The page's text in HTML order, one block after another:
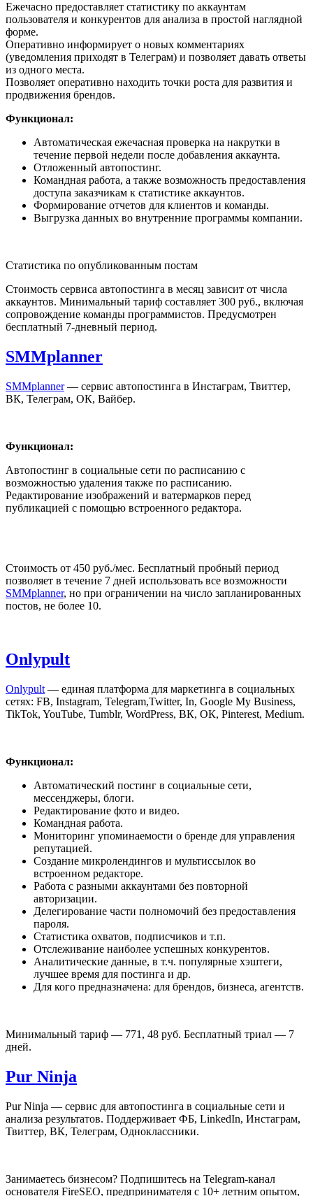
Ежечасно предоставляет статистику по аккаунтам
пользователя и конкурентов для анализа в простой наглядной
форме.
Оперативно информирует о новых комментариях
(уведомления приходят в Телеграм) и позволяет давать ответы
из одного места.
Позволяет оперативно находить точки роста для развития и
продвижения брендов.
Функционал:
Автоматическая ежечасная проверка на накрутки в
течение первой недели после добавления аккаунта.
Отложенный автопостинг.
Командная работа, а также возможность предоставления
доступа заказчикам к статистике аккаунтов.
Формирование отчетов для клиентов и команды.
Выгрузка данных во внутренние программы компании.
Статистика по опубликованным постам
Стоимость сервиса автопостинга в месяц зависит от числа
аккаунтов. Минимальный тариф составляет 300 руб., включая
сопровождение команды программистов. Предусмотрен
бесплатный 7-дневный период.
SMMplanner
SMMplanner— сервис автопостинга в Инстаграм, Твиттер,
ВК, Телеграм, ОК, Вайбер.
Функционал:
Автопостинг в социальные сети по расписанию с
возможностью удаления также по расписанию.
Редактирование изображений и ватермарков перед
публикацией с помощью встроенного редактора.
Стоимость от 450 руб./мес. Бесплатный пробный период
позволяет в течение 7 дней использовать все возможности
SMMplanner, но при ограничении на число запланированных
постов, не более 10.
Onlypult
Onlypult — единая платформа для маркетинга в социальных
сетях: FB, Instagram, Telegram,Twitter, In, Google My Business,
TikTok, YouTube, Tumblr, WordPress, ВК, ОК, Pinterest, Medium.
Функционал:
Автоматический постинг в социальные сети,
мессенджеры, блоги.
Редактирование фото и видео.
Командная работа.
Мониторинг упоминаемости о бренде для управления
репутацией.
Создание микролендингов и мультиссылок во
встроенном редакторе.
Работа с разными аккаунтами без повторной
авторизации.
Делегирование части полномочий без предоставления
пароля.
Статистика охватов, подписчиков и т.п.
Отслеживание наиболее успешных конкурентов.
Аналитические данные, в т.ч. популярные хэштеги,
лучшее время для постинга и др.
Для кого предназначена: для брендов, бизнеса, агентств.
Минимальный тариф — 771, 48 руб. Бесплатный триал — 7
дней.
Pur Ninja
Pur Ninja — сервис для автопостинга в социальные сети и
анализа результатов. Поддерживает ФБ, LinkedIn, Инстаграм,
Твиттер, ВК, Телеграм, Одноклассники.
Занимаетесь бизнесом? Подпишитесь на Telegram-канал
основателя FireSEO, предпринимателя с 10+ летним опытом,